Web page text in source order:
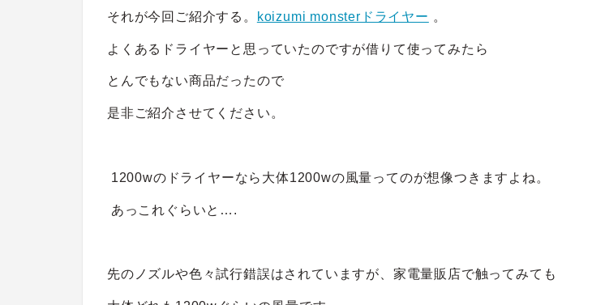
それが今回ご紹介する。 koizumi monsterドライヤー 。
よくあるドライヤーと思っていたのですが借りて使ってみたら
とんでもない商品だったので
是非ご紹介させてください。
1200wのドライヤーなら大体1200wの風量ってのが想像つきますよね。
あっこれぐらいと….
先のノズルや色々試行錯誤はされていますが、家電量販店で触ってみても